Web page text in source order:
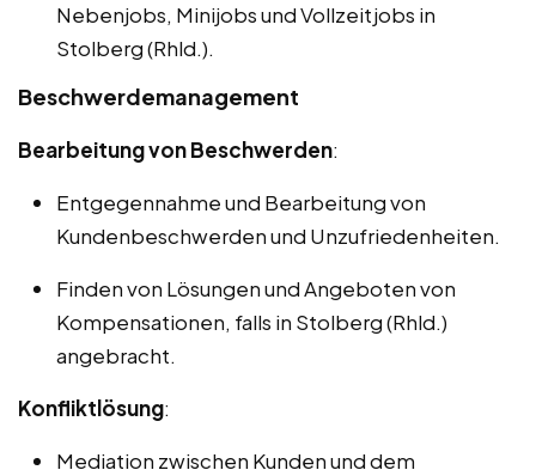
Nebenjobs, Minijobs und Vollzeitjobs in
Stolberg (Rhld.).
Beschwerdemanagement
Bearbeitung von Beschwerden:
Entgegennahme und Bearbeitung von
Kundenbeschwerden und Unzufriedenheiten.
Finden von Lösungen und Angeboten von
Kompensationen, falls in Stolberg (Rhld.)
angebracht.
Konfliktlösung:
Mediation zwischen Kunden und dem